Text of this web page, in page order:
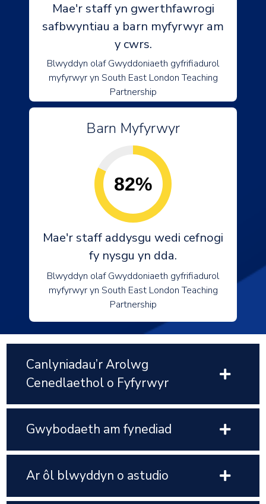
Mae'r staff yn gwerthfawrogi
safbwyntiau a barn myfyrwyr am
y cwrs.
Blwyddyn olaf Gwyddoniaeth gyfrifiadurol
myfyrwyr yn South East London Teaching
Partnership
Barn Myfyrwyr
82%
Mae'r staff addysgu wedi cefnogi
fy nysgu yn dda.
Blwyddyn olaf Gwyddoniaeth gyfrifiadurol
myfyrwyr yn South East London Teaching
Partnership
Canlyniadau’r Arolwg
Cenedlaethol o Fyfyrwyr
Gwybodaeth am fynediad
Ar ôl blwyddyn o astudio